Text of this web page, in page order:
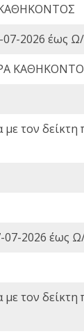
07-2026 έως
τον
07-2026 έως
τον